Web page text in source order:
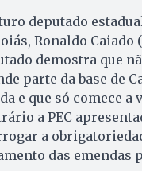
deputado
Ronaldo
demostra que
parte da base de
e que só comece
a PEC
a
das